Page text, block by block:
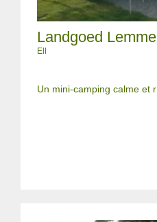
Landgoed
Ell
Un mini-camping calme et